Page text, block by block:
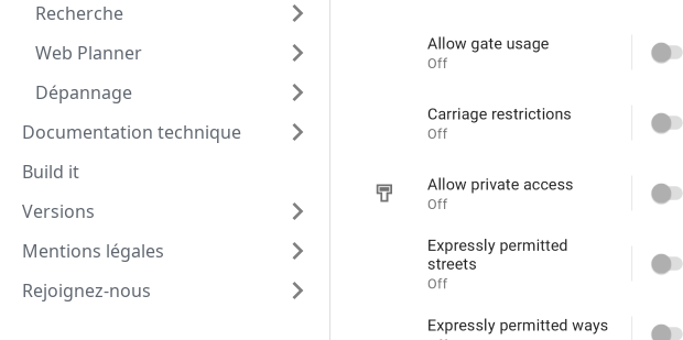
Recherche
Web Planner
Dépannage
Documentation technique
Build it
Versions
Mentions légales
Rejoignez-nous